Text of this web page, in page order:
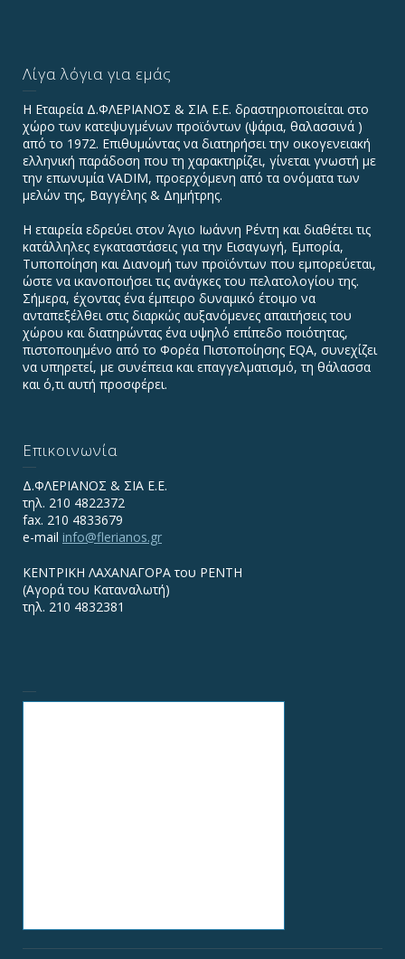
Λίγα λόγια για εμάς
Η Εταιρεία Δ.ΦΛΕΡΙΑΝΟΣ & ΣΙΑ Ε.Ε. δραστηριοποιείται στο
χώρο των κατεψυγμένων προϊόντων (ψάρια, θαλασσινά )
από το 1972. Επιθυμώντας να διατηρήσει την οικογενειακή
ελληνική παράδοση που τη χαρακτηρίζει, γίνεται γνωστή με
την επωνυμία VADIΜ, προερχόμενη από τα ονόματα των
μελών της, Βαγγέλης & Δημήτρης.
Η εταιρεία εδρεύει στον Άγιο Ιωάννη Ρέντη και διαθέτει τις
κατάλληλες εγκαταστάσεις για την Εισαγωγή, Εμπορία,
Τυποποίηση και Διανομή των προϊόντων που εμπορεύεται,
ώστε να ικανοποιήσει τις ανάγκες του πελατολογίου της.
Σήμερα, έχοντας ένα έμπειρο δυναμικό έτοιμο να
ανταπεξέλθει στις διαρκώς αυξανόμενες απαιτήσεις του
χώρου και διατηρώντας ένα υψηλό επίπεδο ποιότητας,
πιστοποιημένο από το Φορέα Πιστοποίησης EQA, συνεχίζει
να υπηρετεί, με συνέπεια και επαγγελματισμό, τη θάλασσα
και ό,τι αυτή προσφέρει.
Επικοινωνία
Δ.ΦΛΕΡΙΑΝΟΣ & ΣΙΑ Ε.Ε.
τηλ. 210 4822372
fax. 210 4833679
e-mail info@flerianos.gr
ΚΕΝΤΡΙΚΗ ΛΑΧΑΝΑΓΟΡΑ του ΡΕΝΤΗ
(Αγορά του Καταναλωτή)
τηλ. 210 4832381